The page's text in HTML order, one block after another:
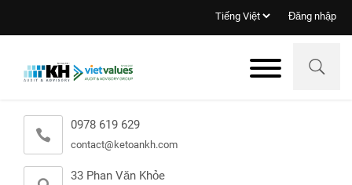
Đăng nhập
0978 619 629
contact@ketoankh.com
33 Phan Văn Khỏe